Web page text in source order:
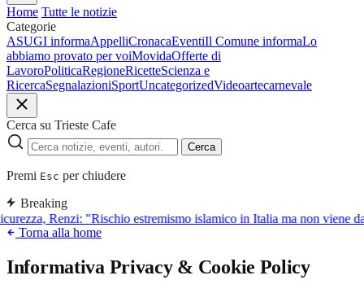
Home Tutte le notizie
Categorie
ASUGI informaAppelliCronacaEventiIl Comune informaLo
abbiamo provato per voiMovidaOfferte di
LavoroPoliticaRegioneRicetteScienza e
RicercaSegnalazioniSportUncategorizedVideoartecarnevale
Cerca su Trieste Cafe
Cerca
Premi Esc per chiudere
Breaking
Renzi: "Rischio estremismo islamico in Italia ma non viene
Torna alla home
Informativa Privacy & Cookie Policy